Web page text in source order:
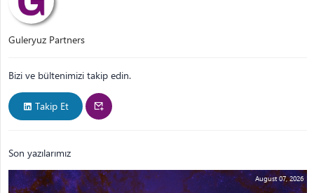
Guleryuz Partners
Bizi ve bültenimizi takip edin.
Takip Et
Son yazılarımız
August 07, 2026